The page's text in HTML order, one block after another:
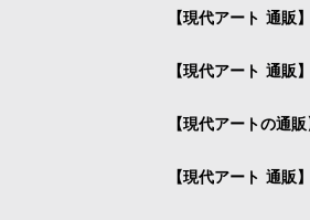
【現代アート 通販
【現代アート 通販
【現代アートの通
【現代アート 通販